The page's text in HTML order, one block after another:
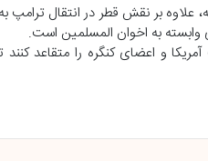
علاوه بر نقش قطر در انتقال
به اخوان المسلمین است.
و اعضای کنگره را متقاعد کنند